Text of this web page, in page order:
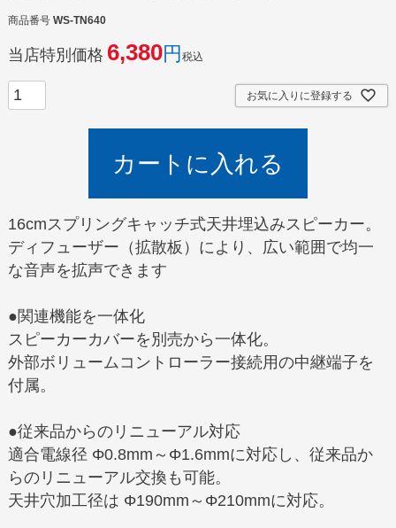
商品番号 WS-TN640
当店特別価格 6,380 税込
お気に入りに登録する
カートに入れる
16cmスプリングキャッチ式天井埋込みスピーカー。
ディフューザー（拡散板）により、広い範囲で均一
な音声を拡声できます
●関連機能を一体化
スピーカーカバーを別売から一体化。
外部ボリュームコントローラー接続用の中継端子を
付属。
●従来品からのリニューアル対応
適合電線径 Φ0.8mm～Φ1.6mmに対応し、従来品か
らのリニューアル交換も可能。
天井穴加工径は Φ190mm～Φ210mmに対応。